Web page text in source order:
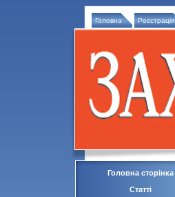
Головна Реєстрація
Головна сторінка
Статті